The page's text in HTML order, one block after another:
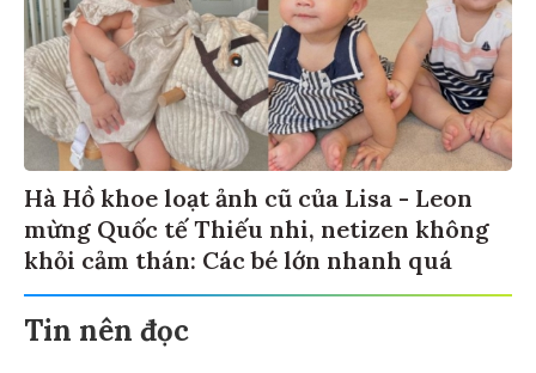
Hà Hồ khoe loạt ảnh cũ của Lisa - Leon
mừng Quốc tế Thiếu nhi, netizen không
khỏi cảm thán: Các bé lớn nhanh quá
Tin nên đọc